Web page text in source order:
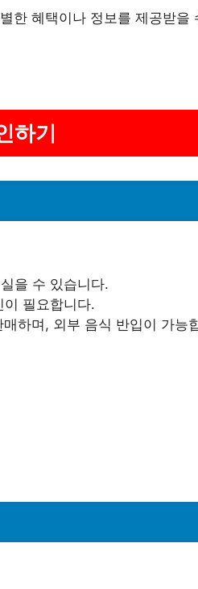
한 혜택이나 정보를 제공받을
하기
을 수 있습니다.
필요합니다.
하며, 외부 음식 반입이 가능